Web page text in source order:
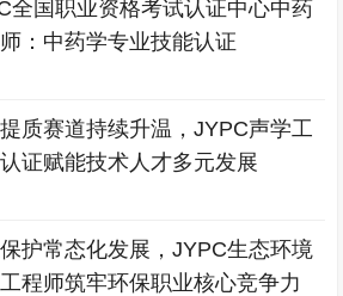
全国职业资格考试认证中心中药
：中药学专业技能认证
质赛道持续升温，JYPC声学工
证赋能技术人才多元发展
护常态化发展，JYPC生态环境
程师筑牢环保职业核心竞争力